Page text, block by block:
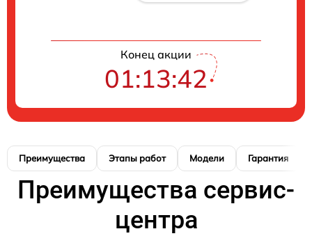
Конец акции
01:13:41
Преимущества Этапы работ Модели Гарантия
Преимущества сервис-
центра